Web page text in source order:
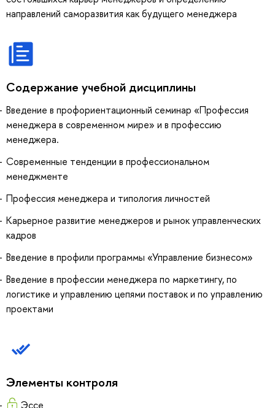
направлений саморазвития как будущего менеджера
Содержание учебной дисциплины
Введение в профориентационный семинар «Профессия
менеджера в современном мире» и в профессию
менеджера.
Современные тенденции в профессиональном
менеджменте
Профессия менеджера и типология личностей
Карьерное развитие менеджеров и рынок управленческих
кадров
Введение в профили программы «Управление бизнесом»
Введение в профессии менеджера по маркетингу, по
логистике и управлению цепями поставок и по управлению
проектами
Элементы контроля
Эссе